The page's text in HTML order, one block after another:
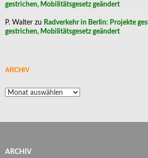
gestrichen, Mobilitätsgesetz geändert
P. Walter zu Radverkehr in Berlin: Projekte
gestrichen, Mobilitätsgesetz geändert
ARCHIV
Archiv
ARCHIV